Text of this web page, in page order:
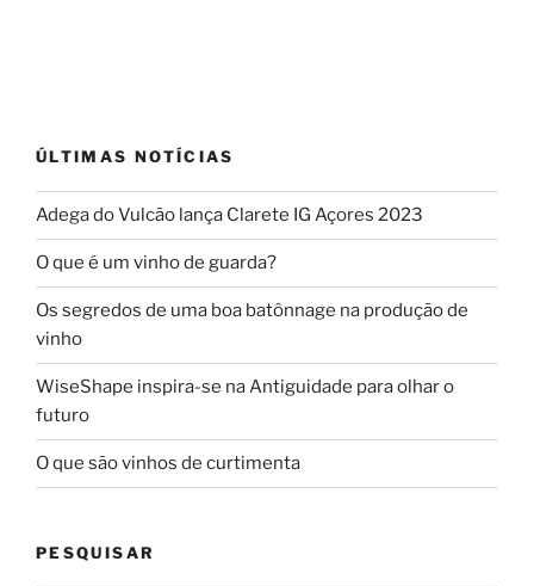
ÚLTIMAS NOTÍCIAS
Adega do Vulcão lança Clarete IG Açores 2023
O que é um vinho de guarda?
Os segredos de uma boa batônnage na produção de
vinho
WiseShape inspira-se na Antiguidade para olhar o
futuro
O que são vinhos de curtimenta
PESQUISAR